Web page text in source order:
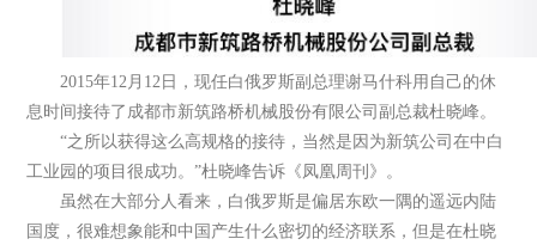
2015年12月12日，现任白俄罗斯副总理谢马什科用自己的休
息时间接待了成都市新筑路桥机械股份有限公司副总裁杜晓峰。
“之所以获得这么高规格的接待，当然是因为新筑公司在中白
工业园的项目很成功。”杜晓峰告诉《凤凰周刊》。
虽然在大部分人看来，白俄罗斯是偏居东欧一隅的遥远内陆
国度，很难想象能和中国产生什么密切的经济联系，但是在杜晓